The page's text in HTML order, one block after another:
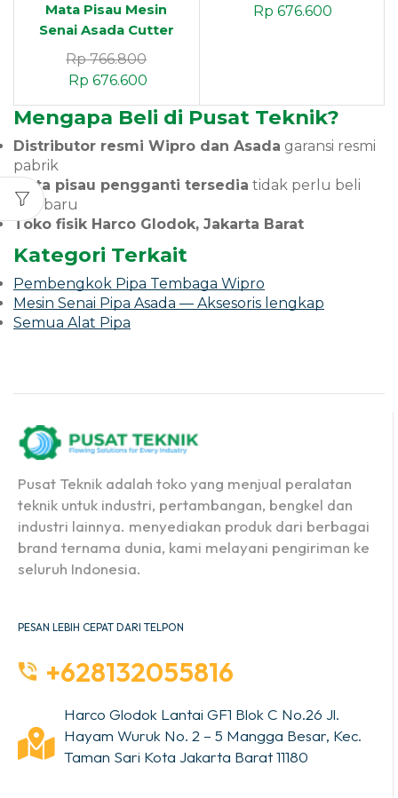
Mata Pisau Mesin
Senai Asada Cutter
Blade 282-8481 Pipe
Cutter Wheel
Rp766.800
Rp 676.600
Rp 676.600
Mengapa Beli di Pusat Teknik?
Distributor resmi Wipro dan Asada garansi resmi
pabrik
Mata pisau pengganti tersedia tidak perlu beli
alat baru
Toko fisik Harco Glodok, Jakarta Barat
Kategori Terkait
Pembengkok Pipa Tembaga Wipro
Mesin Senai Pipa Asada — Aksesoris lengkap
Semua Alat Pipa
Pusat Teknik adalah toko yang menjual peralatan
teknik untuk industri, pertambangan, bengkel dan
industri lainnya. menyediakan produk dari berbagai
brand ternama dunia, kami melayani pengiriman ke
seluruh Indonesia.
PESAN LEBIH CEPAT DARI TELPON
+628132055816
Harco Glodok Lantai GF1 Blok C No.26 Jl.
Hayam Wuruk No. 2 – 5 Mangga Besar, Kec.
Taman Sari Kota Jakarta Barat 11180